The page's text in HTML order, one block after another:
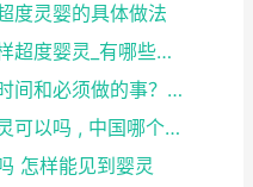
度灵婴的具体做法
灵婴超度：道人说坠胎后怎样超度婴灵_有哪些方法可
灵婴超度：超度婴灵的最佳时间和必须做的事？婴灵超度...
灵婴超度：网上找人超度婴灵可以吗 , 中国哪个寺庙...
怎样能见到婴灵